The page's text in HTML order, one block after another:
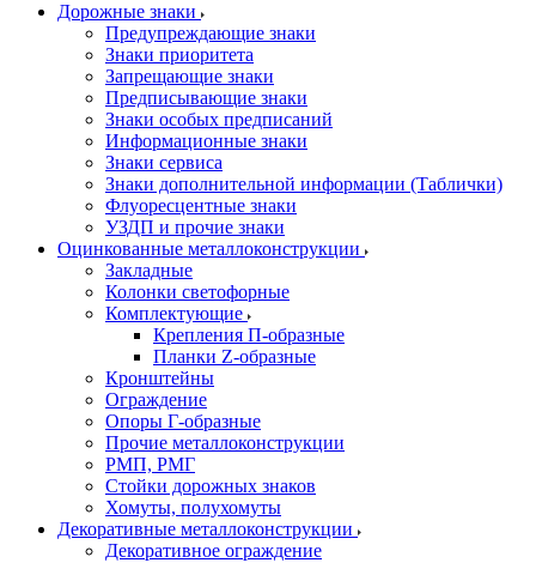
Дорожные знаки
Предупреждающие знаки
Знаки приоритета
Запрещающие знаки
Предписывающие знаки
Знаки особых предписаний
Информационные знаки
Знаки сервиса
Знаки дополнительной информации (Таблички)
Флуоресцентные знаки
УЗДП и прочие знаки
Оцинкованные металлоконструкции
Закладные
Колонки светофорные
Комплектующие
Крепления П-образные
Планки Z-образные
Кронштейны
Ограждение
Опоры Г-образные
Прочие металлоконструкции
РМП, РМГ
Стойки дорожных знаков
Хомуты, полухомуты
Декоративные металлоконструкции
Декоративное ограждение